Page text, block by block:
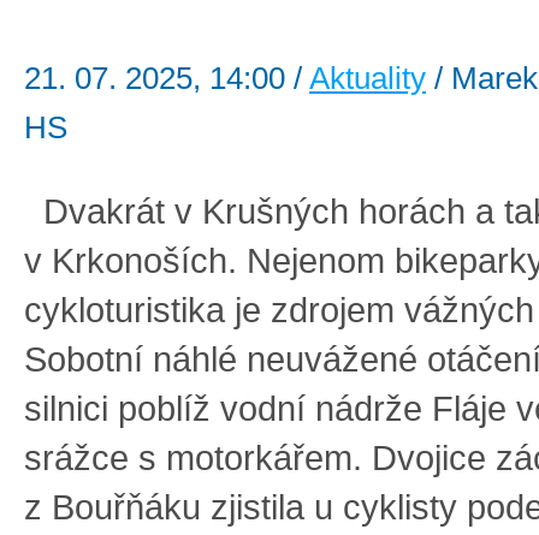
21. 07. 2025, 14:00 / Aktuality /
HS
Dvakrát v Krušných horách a
v Krkonoších. Nejenom
cykloturistika je zdrojem
Sobotní náhlé neuvážené
silnici poblíž vodní nádrže Fláje
srážce s motorkářem. Dvojice
z Bouřňáku zjistila u cyklisty